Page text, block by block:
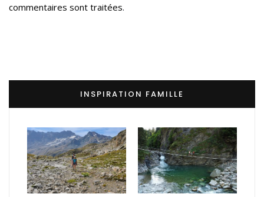
commentaires sont traitées.
INSPIRATION FAMILLE